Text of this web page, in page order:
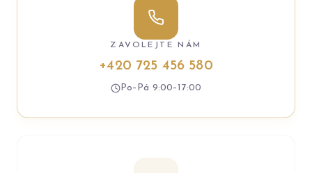
ZAVOLEJTE NÁM
+420 725 456 580
Po–Pá 9:00–17:00